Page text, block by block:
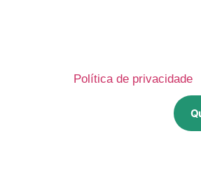
Política de privacidade